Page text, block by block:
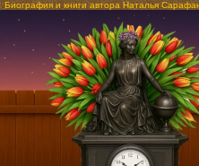
Биография и книги автора Наталья